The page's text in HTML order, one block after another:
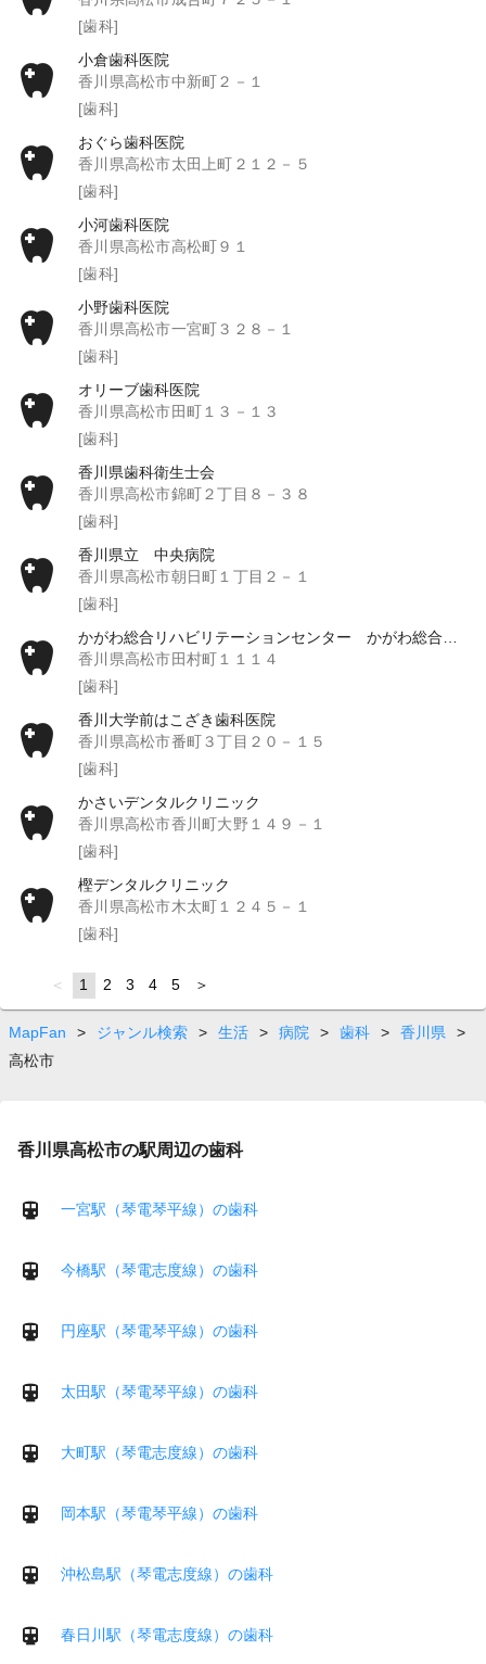
[歯科]
小倉歯科医院
香川県高松市中新町２－１
[歯科]
おぐら歯科医院
香川県高松市太田上町２１２－５
[歯科]
小河歯科医院
香川県高松市高松町９１
[歯科]
小野歯科医院
香川県高松市一宮町３２８－１
[歯科]
オリーブ歯科医院
香川県高松市田町１３－１３
[歯科]
香川県歯科衛生士会
香川県高松市錦町２丁目８－３８
[歯科]
香川県立 中央病院
香川県高松市朝日町１丁目２－１
[歯科]
かがわ総合リハビリテーションセンター かがわ総合リハビリテーション病院
香川県高松市田村町１１１４
[歯科]
香川大学前はこざき歯科医院
香川県高松市番町３丁目２０－１５
[歯科]
かさいデンタルクリニック
香川県高松市香川町大野１４９－１
[歯科]
樫デンタルクリニック
香川県高松市木太町１２４５－１
[歯科]
page
You're
on
page
1 page
2 page
3 page
4 page
5 page
MapFan > ジャンル検索 > 生活 > 病院 > 歯科 > 香川県
>
高松市
香川県高松市の駅周辺の歯科
一宮駅（琴電琴平線）の歯科
今橋駅（琴電志度線）の歯科
円座駅（琴電琴平線）の歯科
太田駅（琴電琴平線）の歯科
大町駅（琴電志度線）の歯科
岡本駅（琴電琴平線）の歯科
沖松島駅（琴電志度線）の歯科
春日川駅（琴電志度線）の歯科